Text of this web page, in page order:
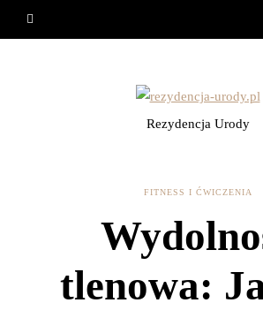
Rezydencja Urody
FITNESS I ĆWICZENIA
tlenowa: